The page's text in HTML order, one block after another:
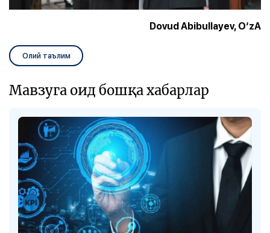
Dovud Abibullayev, O‘zA
Олий таълим
Мавзуга оид бошқа хабарлар